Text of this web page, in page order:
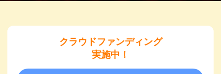
クラウドファンディング
実施中！